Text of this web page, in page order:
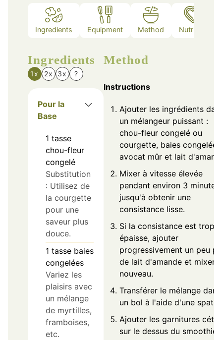
Ingredients Equipment Method Nutrition
Ingredients
1x 2x 3x ?
Pour la
Base
1 tasse
chou-fleur
congelé
Substitution
: Utilisez de
la courgette
pour une
saveur plus
douce.
1 tasse baies
congelées
Variez les
plaisirs avec
un mélange
de myrtilles,
framboises,
etc.
Method
Instructions
Ajouter les ingrédients
un mélangeur puissant :
chou-fleur congelé ou
courgette, baies
avocat mûr et lait
Mixer à vitesse élevée
pendant environ 3 minutes
jusqu'à obtenir une
consistance lisse.
Si la consistance est trop
épaisse, ajouter
progressivement un peu
de lait d'amande et mixer à
nouveau.
Transférer le mélange dans
un bol à l'aide d'une
Ajouter les garnitures céto
sur le dessus du smoothie.